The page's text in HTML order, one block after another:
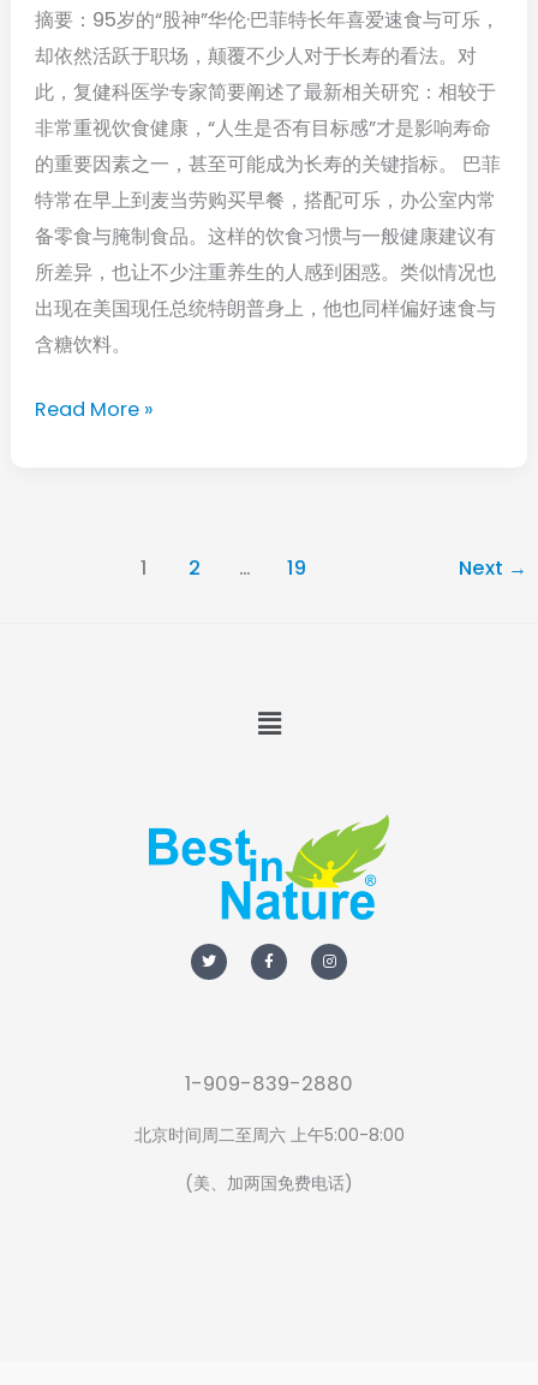
康
的
真
相
摘要：95岁的“股神”华伦·巴菲特长年喜爱速食与可乐，
却依然活跃于职场，颠覆不少人对于长寿的看法。对
此，复健科医学专家简要阐述了最新相关研究：相较于
非常重视饮食健康，“人生是否有目标感”才是影响寿命
的重要因素之一，甚至可能成为长寿的关键指标。 巴菲
特常在早上到麦当劳购买早餐，搭配可乐，办公室内常
备零食与腌制食品。这样的饮食习惯与一般健康建议有
所差异，也让不少注重养生的人感到困惑。类似情况也
出现在美国现任总统特朗普身上，他也同样偏好速食与
含糖饮料。
特
酷
爱
可
乐
炸
鸡，
却
依
然
Read More »
1 2 … 19 Next →
Menu
w
i
t
a
c
e
n
s
t
1-909-839-2880
北京时间周二至周六 上午5:00-8:00
(美、加两国免费电话)